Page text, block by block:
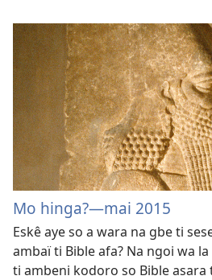
Mo hinga?—mai 2015
Eskê aye so a wara na gbe ti
ambaï ti Bible afa? Na ngoi wa
ti ambeni kodoro so Bible asara